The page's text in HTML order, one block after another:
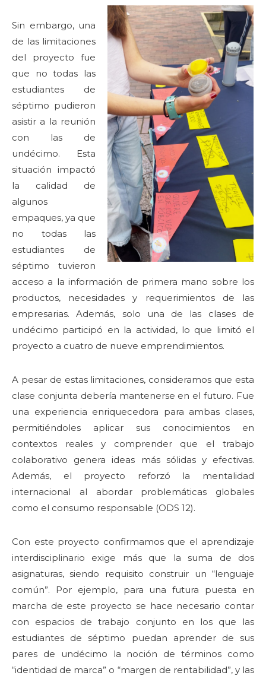
Sin embargo, una
de las limitaciones
del proyecto fue
que no todas las
estudiantes de
séptimo pudieron
asistir a la reunión
con las de
undécimo. Esta
situación impactó
la calidad de
algunos
empaques, ya que
no todas las
estudiantes de
séptimo tuvieron
acceso a la información de primera mano sobre los
productos, necesidades y requerimientos de las
empresarias. Además, solo una de las clases de
undécimo participó en la actividad, lo que limitó el
proyecto a cuatro de nueve emprendimientos.
A pesar de estas limitaciones, consideramos que esta
clase conjunta debería mantenerse en el futuro. Fue
una experiencia enriquecedora para ambas clases,
permitiéndoles aplicar sus conocimientos en
contextos reales y comprender que el trabajo
colaborativo genera ideas más sólidas y efectivas.
Además, el proyecto reforzó la mentalidad
internacional al abordar problemáticas globales
como el consumo responsable (ODS 12).
Con este proyecto confirmamos que el aprendizaje
interdisciplinario exige más que la suma de dos
asignaturas, siendo requisito construir un “lenguaje
común”. Por ejemplo, para una futura puesta en
marcha de este proyecto se hace necesario contar
con espacios de trabajo conjunto en los que las
estudiantes de séptimo puedan aprender de sus
pares de undécimo la noción de términos como
“identidad de marca” o “margen de rentabilidad”, y las